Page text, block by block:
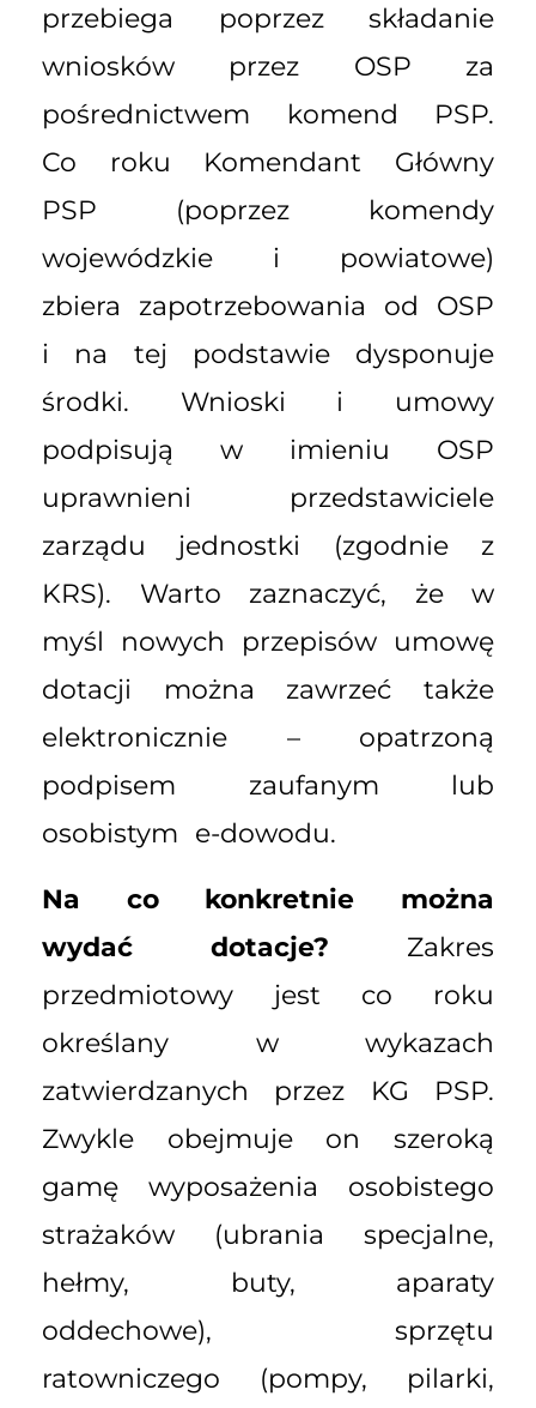
przebiega poprzez składanie
wniosków przez OSP za
pośrednictwem komend PSP.
Co roku Komendant Główny
PSP (poprzez komendy
wojewódzkie i powiatowe)
zbiera zapotrzebowania od OSP
i na tej podstawie dysponuje
środki. Wnioski i umowy
podpisują w imieniu OSP
uprawnieni przedstawiciele
zarządu jednostki (zgodnie z
KRS). Warto zaznaczyć, że w
myśl nowych przepisów umowę
dotacji można zawrzeć także
elektronicznie – opatrzoną
podpisem zaufanym lub
osobistym e-dowodu.
Na co konkretnie można
wydać dotacje? Zakres
przedmiotowy jest co roku
określany w wykazach
zatwierdzanych przez KG PSP.
Zwykle obejmuje on szeroką
gamę wyposażenia osobistego
strażaków (ubrania specjalne,
hełmy, buty, aparaty
oddechowe), sprzętu
ratowniczego (pompy, pilarki,